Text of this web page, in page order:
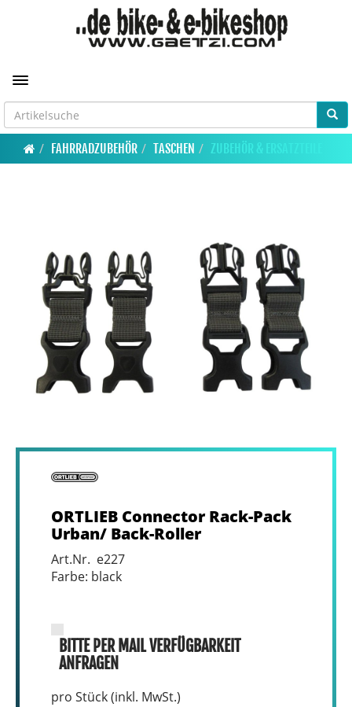
Toggle navigation
FAHRRADZUBEHÖR TASCHEN ZUBEHÖR & ERSATZTEILE
ORTLIEB Connector Rack-Pack
Urban/ Back-Roller
Art.Nr. e227
Farbe: black
BITTE PER MAIL VERFÜGBARKEIT
ANFRAGEN
pro Stück (inkl. MwSt.)